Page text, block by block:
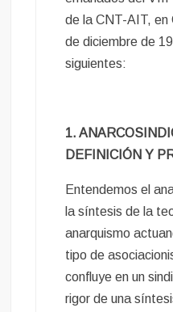
de la CNT-AIT, en
de diciembre de
siguientes:
1.
DEFINICIÓN Y
Entendemos el
la síntesis de la
anarquismo
tipo de
confluye en un
rigor de una